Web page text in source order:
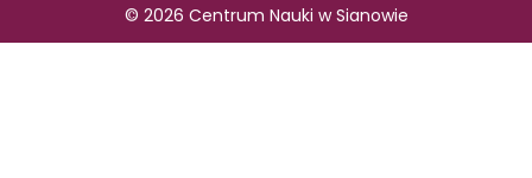
© 2026 Centrum Nauki w Sianowie